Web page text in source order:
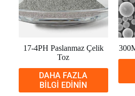
17-4PH Paslanmaz Çelik
Toz
DAHA FAZLA
BILGI EDININ